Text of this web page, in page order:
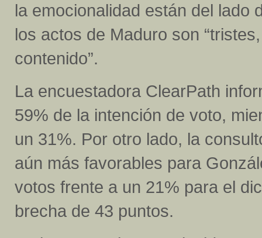
la emocionalidad están del lado
los actos de Maduro son
contenido”.
La encuestadora ClearPath
59% de la intención de voto,
un 31%. Por otro lado, la
aún más favorables para
votos frente a un 21% para el
brecha de 43 puntos.